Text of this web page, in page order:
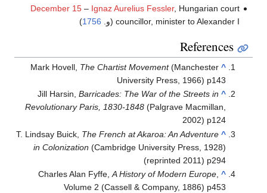
December 15– Ignaz Aurelius Fessler, Hungarian court
councillor, minister to Alexander I (و.
1756
)
References
^
Mark Hovell, The Chartist Movement(Manchester
University Press, 1966) p143
^
Jill Harsin,Barricades: The War of the Streets in
Revolutionary Paris, 1830-1848 (Palgrave Macmillan,
2002) p124
^
T. Lindsay Buick, The French at Akaroa: An Adventure
in Colonization (Cambridge University Press, 1928)
(reprinted 2011) p294
^
Charles Alan Fyffe,A History of Modern Europe
Volume 2 (Cassell & Company, 1886) p453